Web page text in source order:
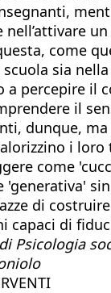
nell’attivare
come
sia
a percepire il
il
dunque,
i
come
'generativa'
di
capaci di
Psicologia